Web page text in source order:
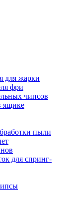
для жарки
фри
чипсов
ящике
пыли
для спринг-